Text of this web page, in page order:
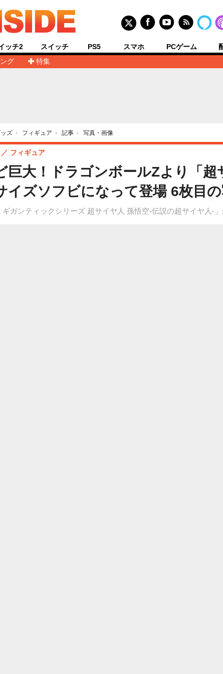
グ
特集
ッチ2 スイッチ PS5 スマホ PCゲーム
ズ › フィギュア › 記事 › 写真・画像
巨大！ドラゴンボールZより「
イズソフビになって登場 6枚目
ギガンティックシリーズ 超サイヤ人 孫悟空‐伝説の超サイヤ人‐
フィギュア